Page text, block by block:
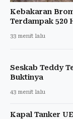
Kebakaran
Terdampak 520
33 menit lalu
Seskab Teddy
Buktinya
43 menit lalu
Kapal Tanker